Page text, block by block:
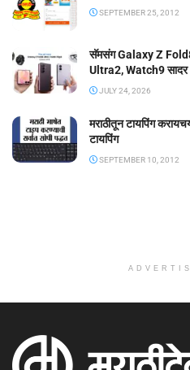
SEPTEMBER 25, 2012
सॅमसंग Galaxy Z
Ultra2, Watch9 सादर
JULY 24, 2026
मराठीतून टायपिंग
टायपिंग
SEPTEMBER 10, 2012